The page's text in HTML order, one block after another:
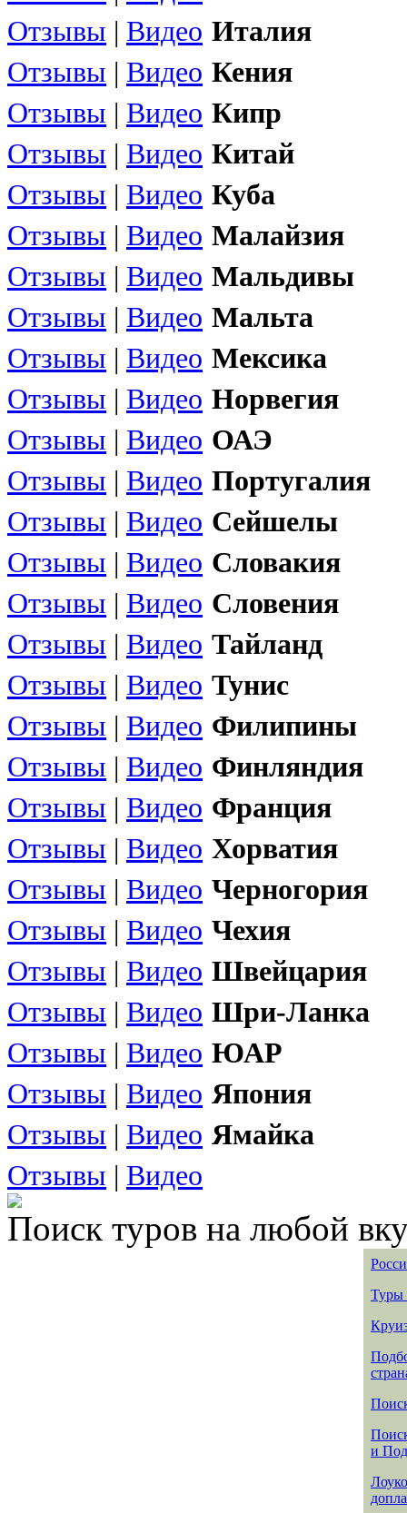
Отзывы | Видео Италия
Отзывы | Видео Кения
Отзывы | Видео Кипр
Отзывы | Видео Китай
Отзывы | Видео Куба
Отзывы | Видео Малайзия
Отзывы | Видео Мальдивы
Отзывы | Видео Мальта
Отзывы | Видео Мексика
Отзывы | Видео Норвегия
Отзывы | Видео ОАЭ
Отзывы | Видео Португалия
Отзывы | Видео Сейшелы
Отзывы | Видео Словакия
Отзывы | Видео Словения
Отзывы | Видео Тайланд
Отзывы | Видео Тунис
Отзывы | Видео Филипины
Отзывы | Видео Финляндия
Отзывы | Видео Франция
Отзывы | Видео Хорватия
Отзывы | Видео Черногория
Отзывы | Видео Чехия
Отзывы | Видео Швейцария
Отзывы | Видео Шри-Ланка
Отзывы | Видео ЮАР
Отзывы | Видео Япония
Отзывы | Видео Ямайка
Отзывы | Видео
Поиск туров на любой
Туры
и